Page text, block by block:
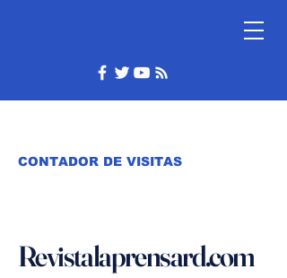
CONTADOR DE VISITAS
Revistalaprensard.com